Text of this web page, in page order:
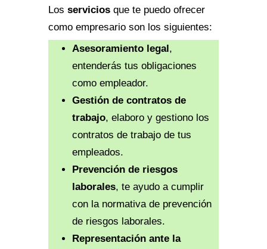
Los servicios que te puedo ofrecer
como empresario son los siguientes:
Asesoramiento legal,
entenderás tus obligaciones
como empleador.
Gestión de contratos de
trabajo, elaboro y gestiono los
contratos de trabajo de tus
empleados.
Prevención de riesgos
laborales, te ayudo a cumplir
con la normativa de prevención
de riesgos laborales.
Representación ante la